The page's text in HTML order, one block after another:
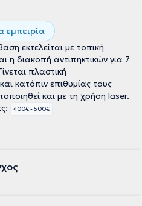
εμπειρία
εκτελείται με τοπική
η διακοπή αντιπηκτικών για 7
πλαστική
κατόπιν επιθυμίας τους
και με τη χρήση laser.
400€ - 500€